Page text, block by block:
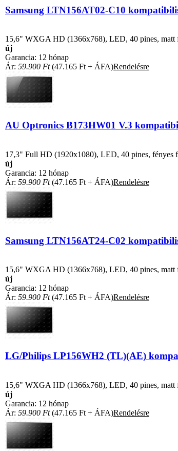
Samsung LTN156AT02-C10
15,6" WXGA HD (1366x768), LED, 40 pines, matt
új
Garancia: 12 hónap
Ár: 59.900 Ft(47.165 Ft + ÁFA)Rendelésre
AU Optronics B173HW01 V.3
17,3" Full HD (1920x1080), LED, 40 pines, fényes
új
Garancia: 12 hónap
Ár: 59.900 Ft(47.165 Ft + ÁFA)Rendelésre
Samsung LTN156AT24-C02
15,6" WXGA HD (1366x768), LED, 40 pines, matt
új
Garancia: 12 hónap
Ár: 59.900 Ft(47.165 Ft + ÁFA)Rendelésre
LG/Philips LP156WH2 (TL)(AE)
15,6" WXGA HD (1366x768), LED, 40 pines, matt
új
Garancia: 12 hónap
Ár: 59.900 Ft(47.165 Ft + ÁFA)Rendelésre